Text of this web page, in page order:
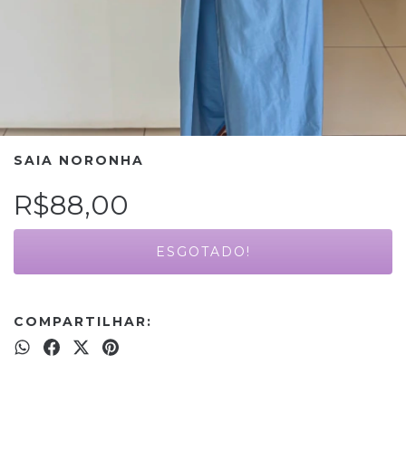
SAIA NORONHA
R$88,00
COMPARTILHAR: